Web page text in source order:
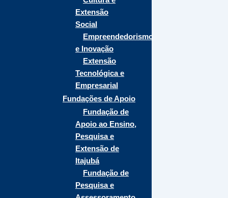
Extensão
Social
Empreendedorismo
e Inovação
Extensão
Tecnológica e
Empresarial
Fundações de Apoio
Fundação de
Apoio ao Ensino,
Pesquisa e
Extensão de
Itajubá
Fundação de
Pesquisa e